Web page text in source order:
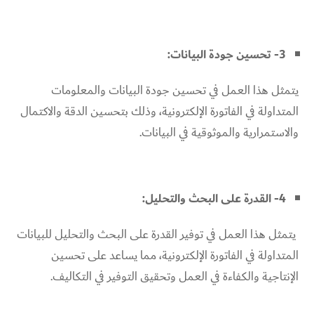
3- تحسين جودة البيانات:
يتمثل هذا العمل في تحسين جودة البيانات والمعلومات
المتداولة في الفاتورة الإلكترونية، وذلك بتحسين الدقة والاكتمال
والاستمرارية والموثوقية في البيانات.
4- القدرة على البحث والتحليل:
يتمثل هذا العمل في توفير القدرة على البحث والتحليل للبيانات
المتداولة في الفاتورة الإلكترونية، مما يساعد على تحسين
الإنتاجية والكفاءة في العمل وتحقيق التوفير في التكاليف.